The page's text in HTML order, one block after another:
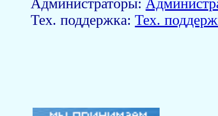
Тех. поддержка:Тех.